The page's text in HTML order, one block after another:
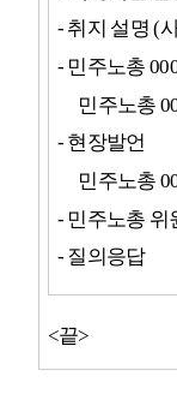
- 취지 설명(
- 민주노총
민주노총
- 현장발언
민주노총
- 민주노총 위
- 질의응답
<끝>